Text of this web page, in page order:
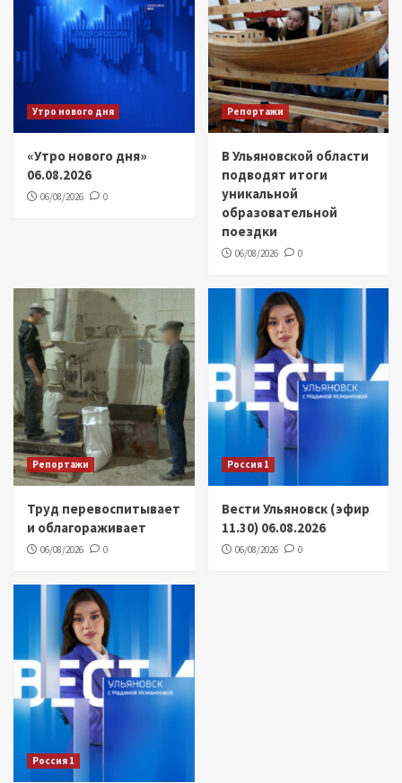
Утро нового дня
«Утро нового дня»
06.08.2026
06/08/2026 0
Репортажи
В Ульяновской области
подводят итоги
уникальной
образовательной
поездки
06/08/2026 0
Репортажи
Труд перевоспитывает
и облагораживает
06/08/2026 0
Россия 1
Вести Ульяновск (эфир
11.30) 06.08.2026
06/08/2026 0
Россия 1